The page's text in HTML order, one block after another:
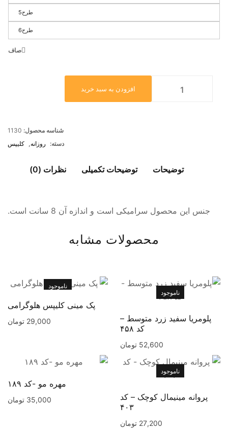
طرح5
طرح6
صاف
افزودن به سبد خرید
شناسه محصول: 1130
دسته:
روزانه, کلیپس
توضیحات توضیحات تکمیلی نظرات (0)
جنس این محصول سرامیکی است و اندازه آن 8 سانت است.
محصولات مشابه
ناموجود
پلومریا سفید زرد متوسط –
کد ۴۵۸
52,600 تومان
ناموجود
پک مینی کلیپس هلوگرامی
29,000 تومان
ناموجود
پروانه مینیمال کوچک – کد
۴۰۳
27,200 تومان
مهره مو -کد ۱۸۹
35,000 تومان